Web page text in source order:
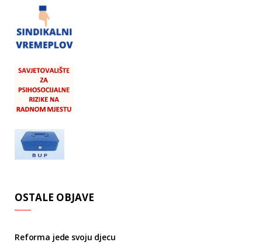
OSTALE OBJAVE
Reforma jede svoju djecu